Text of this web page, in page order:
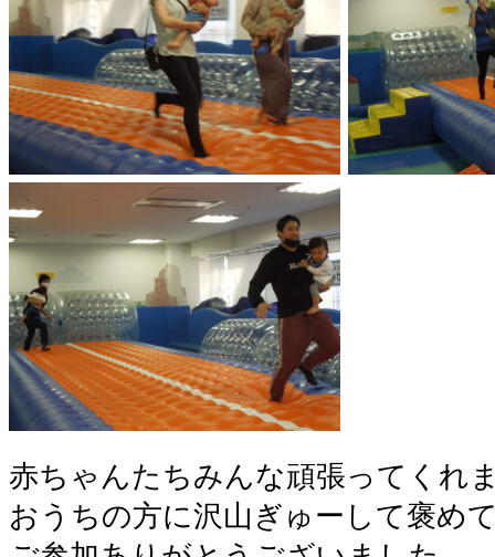
赤ちゃんたちみんな頑張ってくれ
おうちの方に沢山ぎゅーして褒め